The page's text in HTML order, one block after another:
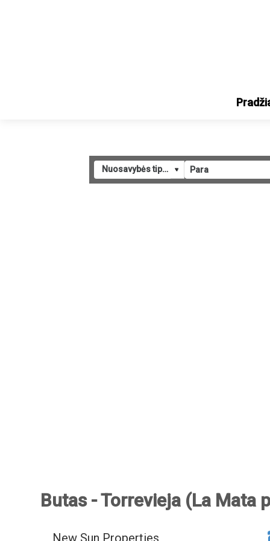
Butas - Torrevieja (La Mata
New Sun Properties